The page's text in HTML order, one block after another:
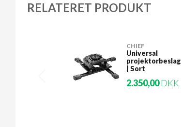
RELATERET PRODUKT
CHIEF
Universal
projektorbeslag
| Sort
2.350,00 DKK